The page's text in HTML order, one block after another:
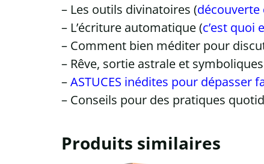
– Les outils divinatoires (
– L’écriture automatique (c’est quoi
– Comment bien méditer pour
– Rêve, sortie astrale et
–ASTUCES inédites pour
– Conseils pour des pratiques
Produits similaires